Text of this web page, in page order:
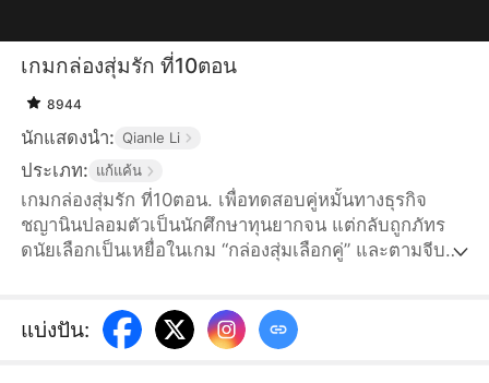
เกมกล่องสุ่มรัก ที่10ตอน
8944
นักแสดงนำ: Qianle Li
ประเภท: แก้แค้น
เกมกล่องสุ่มรัก ที่10ตอน. เพื่อทดสอบคู่หมั้นทางธุรกิจ
ชญานินปลอมตัวเป็นนักศึกษาทุนยากจน แต่กลับถูกภัทร
ดนัยเลือกเป็นเหยื่อในเกม “กล่องสุ่มเลือกคู่” และตามจีบ
ชญานินกลับเปิดเผยตัวว่าเป็นทายาทเพียงหนึ่งเดียวของธน
โชติกรุ๊ป พลิกสถานการณ์ให้นักล่ากลายเป็นเหยื่อ และเริ่ม
แบ่งปัน: